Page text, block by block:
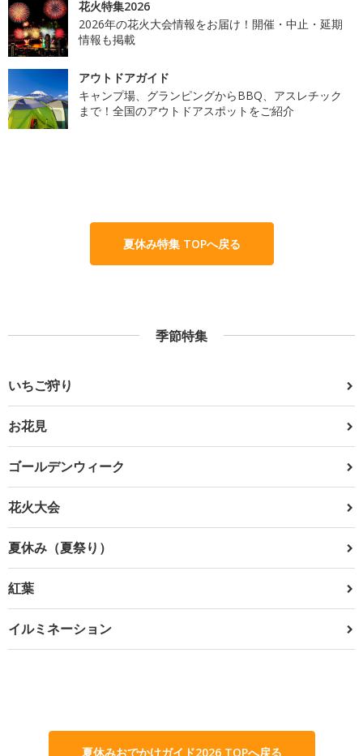
花火特集2026
2026年の花火大会情報をお届け！開催・中止・延期
情報も掲載
アウトドアガイド
キャンプ場、グランピングからBBQ、アスレチック
まで！全国のアウトドアスポットをご紹介
夏休み特集 TOPへ戻る
季節特集
いちご狩り
お花見
ゴールデンウィーク
花火大会
夏休み（夏祭り）
紅葉
イルミネーション
夏休みおでかけガイド2026 TOPへ戻る